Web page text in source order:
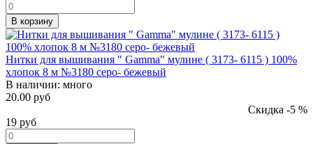
В корзину
Нитки для вышивания " Gamma" мулине ( 3173- 6115 ) 100%
хлопок 8 м №3180 серо- бежевый
В наличии: много
20.00 руб
Скидка -5 %
19 руб